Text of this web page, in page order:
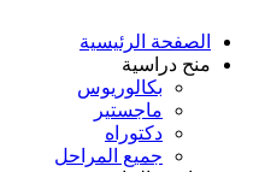
الصفحة الرئيسية
منح دراسية
بكالوريوس
ماجستير
دكتوراه
جميع المراحل